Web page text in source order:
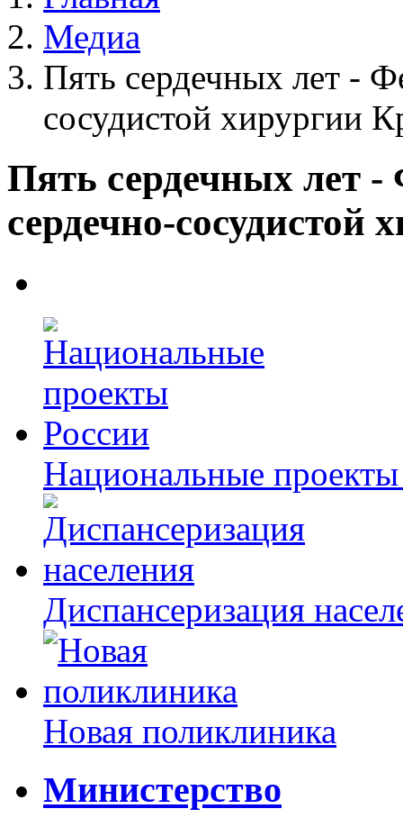
Медиа
Пять сердечных лет -
сосудистой хирургии
Пять сердечных лет
сердечно-сосудистой
Национальные
Диспансеризация
Новая поликлиника
Министерство